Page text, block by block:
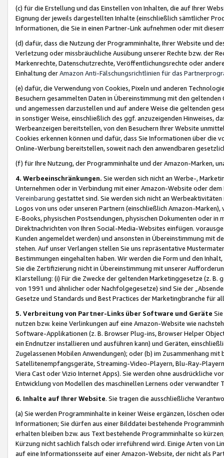
(c) für die Erstellung und das Einstellen von Inhalten, die auf Ihrer
Eignung der jeweils dargestellten Inhalte (einschließlich sämtlicher
Informationen, die Sie in einen Partner-Link aufnehmen oder mit
(d) dafür, dass die Nutzung der Programminhalte, Ihrer Website und
Verletzung oder missbräuchliche Ausübung unserer Rechte bzw. der
Markenrechte, Datenschutzrechte, Veröffentlichungsrechte oder
Einhaltung derAmazon Anti-Fälschungsrichtlinien für das
(e) dafür, die Verwendung von Cookies, Pixeln und anderen
Besuchern gesammelten Daten in Übereinstimmung mit den
und angemessen darzustellen und auf andere Weise die geltenden
in sonstiger Weise, einschließlich des ggf. anzuzeigenden Hinweises,
Werbeanzeigen bereitstellen, von den Besuchern Ihrer Website
Cookies erkennen können und dafür, dass Sie Informationen über die
Online-Werbung bereitstellen, soweit nach den anwendbaren
(f) für Ihre Nutzung, der Programminhalte und der Amazon-Marken,
4. Werbeeinschränkungen. Sie werden sich nicht an Werbe-,
Unternehmen oder in Verbindung mit einer Amazon-Website oder
Vereinbarung gestattet sind. Sie werden sich nicht an
Logos von uns oder unseren Partnern (einschließlich Amazon-
E-Books, physischen Postsendungen, physischen Dokumenten oder in
Direktnachrichten von Ihren Social-Media-Websites einfügen.
Kunden angemeldet werden) und ansonsten in Übereinstimmung mit
stehen. Auf unser Verlangen stellen Sie uns repräsentative
Bestimmungen eingehalten haben. Wir werden die Form und den
Sie die Zertifizierung nicht in Übereinstimmung mit unserer
Klarstellung: (i) Für die Zwecke der geltenden Marketinggesetze (z. B.
von 1991 und ähnlicher oder Nachfolgegesetze) sind Sie der
Gesetze und Standards und Best Practices der Marketingbranche für
5. Verbreitung von Partner-Links über Software und Geräte
nutzen bzw. keine Verlinkungen auf eine Amazon-Website wie
Software-Applikationen (z. B. Browser Plug-ins, Browser Helper
ein Endnutzer installieren und ausführen kann) und Geräten,
Zugelassenen Mobilen Anwendungen); oder (b) im Zusammenhang
Satellitenempfangsgeräte, Streaming-Video-Playern, Blu-Ray-
Viera Cast oder Vizio Internet Apps). Sie werden ohne ausdrückliche
Entwicklung von Modellen des maschinellen Lernens oder
6. Inhalte auf Ihrer Website. Sie tragen die ausschließliche
(a) Sie werden Programminhalte in keiner Weise ergänzen, löschen
Informationen; Sie dürfen aus einer Bilddatei bestehende
erhalten bleiben bzw. aus Text bestehende Programminhalte so
Kürzung nicht sachlich falsch oder irreführend wird. Einige Arten von
auf eine Informationsseite auf einer Amazon-Website, der nicht als